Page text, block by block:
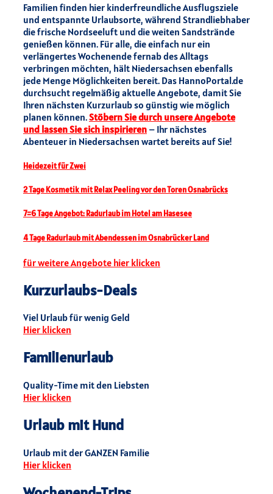
Familien finden hier kinderfreundliche Ausflugsziele
und entspannte Urlaubsorte, während Strandliebhaber
die frische Nordseeluft und die weiten Sandstrände
genießen können. Für alle, die einfach nur ein
verlängertes Wochenende fernab des Alltags
verbringen möchten, hält Niedersachsen ebenfalls
jede Menge Möglichkeiten bereit. Das HannoPortal.de
durchsucht regelmäßig aktuelle Angebote, damit Sie
Ihren nächsten Kurzurlaub so günstig wie möglich
planen können.Stöbern Sie durch unsere Angebote
und lassen Sie sich inspirieren – Ihr nächstes
Abenteuer in Niedersachsen wartet bereits auf Sie!
Heidezeit für Zwei
2 Tage Kosmetik mit Relax Peeling vor den Toren Osnabrücks
7=6 Tage Angebot: Radurlaub im Hotel am Hasesee
4 Tage Radurlaub mit Abendessen im Osnabrücker Land
für weitere Angebote hier klicken
Kurzurlaubs-Deals
Viel Urlaub für wenig Geld
Hier klicken
Familienurlaub
Quality-Time mit den Liebsten
Hier klicken
Urlaub mit Hund
Urlaub mit der GANZEN Familie
Hier klicken